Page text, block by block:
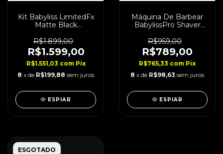
Kit Babyliss LimitedFx
Matte Black
R$1.899,00
R$1.599,00
R$1.551,03 com Pix
8 x de R$199,88 sem juros
ESPIAR
Máquina De Barbear
BabylissPro Shaver
R$959,00
R$789,00
R$765,33 com Pix
8 x de R$98,63 sem juros
ESPIAR
ESGOTADO